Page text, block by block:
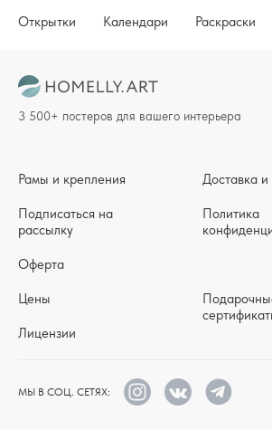
Открытки
Календари Раскраски
МЫ В СОЦ. СЕТЯХ:
Рамы и крепления
Подписаться на
рассылку
Оферта
Доставка и
Политика
Цены
Лицензии
3 500+ постеров для вашего интерьера